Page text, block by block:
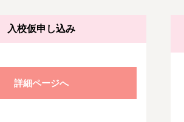
入校仮申し込み
詳細ページへ